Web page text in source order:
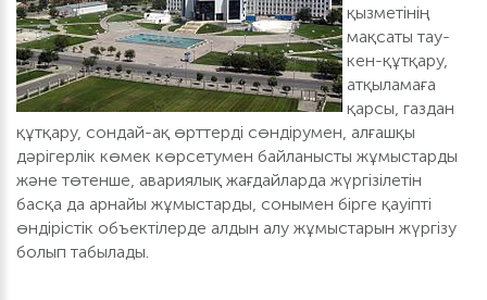
қызметінің
мақсаты тау-
кен-құтқару,
атқыламаға
қарсы, газдан
құтқару, сондай-ақ өрттерді сөндірумен, алғашқы
дәрігерлік көмек көрсетумен байланысты жұмыстарды
және төтенше, авариялық жағдайларда жүргізілетін
басқа да арнайы жұмыстарды, сонымен бірге қауіпті
өндірістік объектілерде алдын алу жұмыстарын жүргізу
болып табылады.